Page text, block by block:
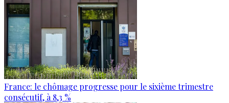
France: le chômage progresse pour le sixième trimestre
consécutif, à 8,3 %